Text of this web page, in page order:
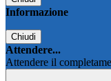
Informazione
Chiudi
Attendere...
Attendere il